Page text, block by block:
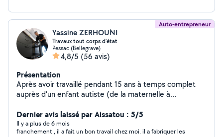
Auto-entrepreneur
Yassine ZERHOUNI
Travaux tout corps d'état
Pessac (Bellegrave)
4,8/5 (56 avis)
Présentation
Après avoir travaillé pendant 15 ans à temps complet
auprès d'un enfant autiste (de la maternelle à
passionné, perfectionniste, et sérieux!! Je dispose de
tout les outils nécessaires pour effectuer vos petits et
gros travaux. Je peux aider et partager avec vous mon
Dernier avis laissé par Aissatou : 5/5
Il y a plus de 6 mois
franchement , il a fait un bon travail chez moi. il a fabriquer les